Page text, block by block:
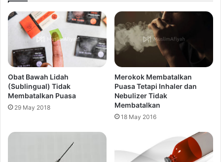
Obat Bawah Lidah
(Sublingual) Tidak
Membatalkan Puasa
29 May 2018
Merokok Membatalkan
Puasa Tetapi Inhaler dan
Nebulizer Tidak
Membatalkan
18 May 2016